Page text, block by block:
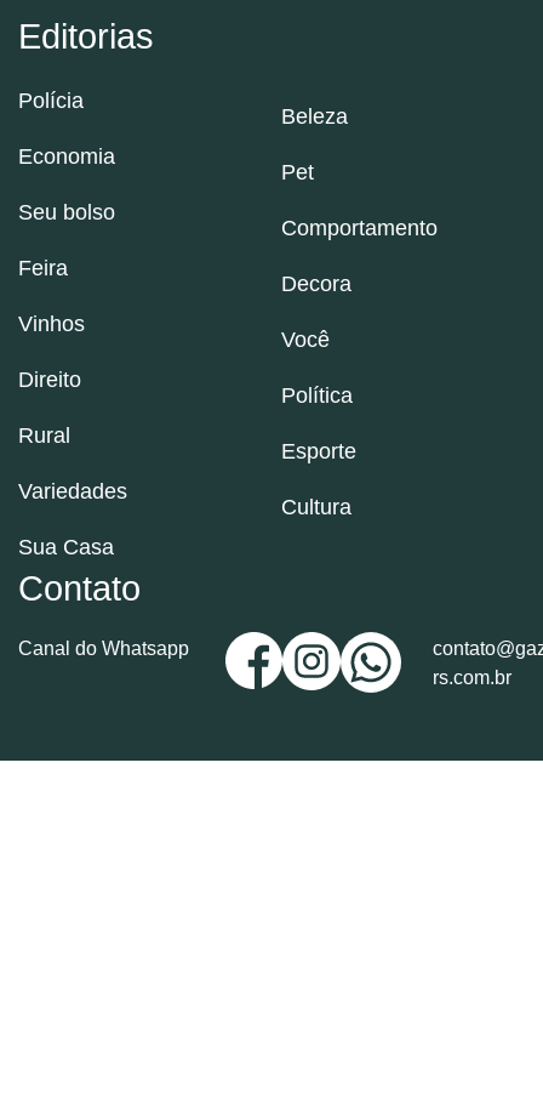
Editorias
Polícia
Economia
Seu bolso
Feira
Vinhos
Direito
Rural
Variedades
Sua Casa
Beleza
Pet
Comportamento
Decora
Você
Política
Esporte
Cultura
Contato
Canal do Whatsapp
rs.com.br